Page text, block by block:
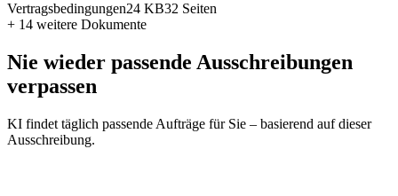
Vertragsbedingungen24 KB32 Seiten
+ 14 weitere Dokumente
Nie wieder passende Ausschreibungen
verpassen
KI findet täglich passende Aufträge für Sie – basierend auf dieser
Ausschreibung.